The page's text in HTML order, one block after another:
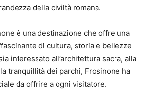
della civiltà romana.
è una destinazione che offre una
di cultura, storia e bellezze
interessato all’architettura sacra, alla
tranquillità dei parchi, Frosinone ha
da offrire a ogni visitatore.